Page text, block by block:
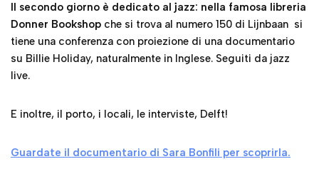
Il secondo giorno è dedicato al jazz: nella famosa libreria
Donner Bookshop che si trova al numero 150 di Lijnbaan si
tiene una conferenza con proiezione di una documentario
su Billie Holiday, naturalmente in Inglese. Seguiti da jazz
live.
E inoltre, il porto, i locali, le interviste, Delft!
Guardate il documentario di Sara Bonfili per scoprirla.